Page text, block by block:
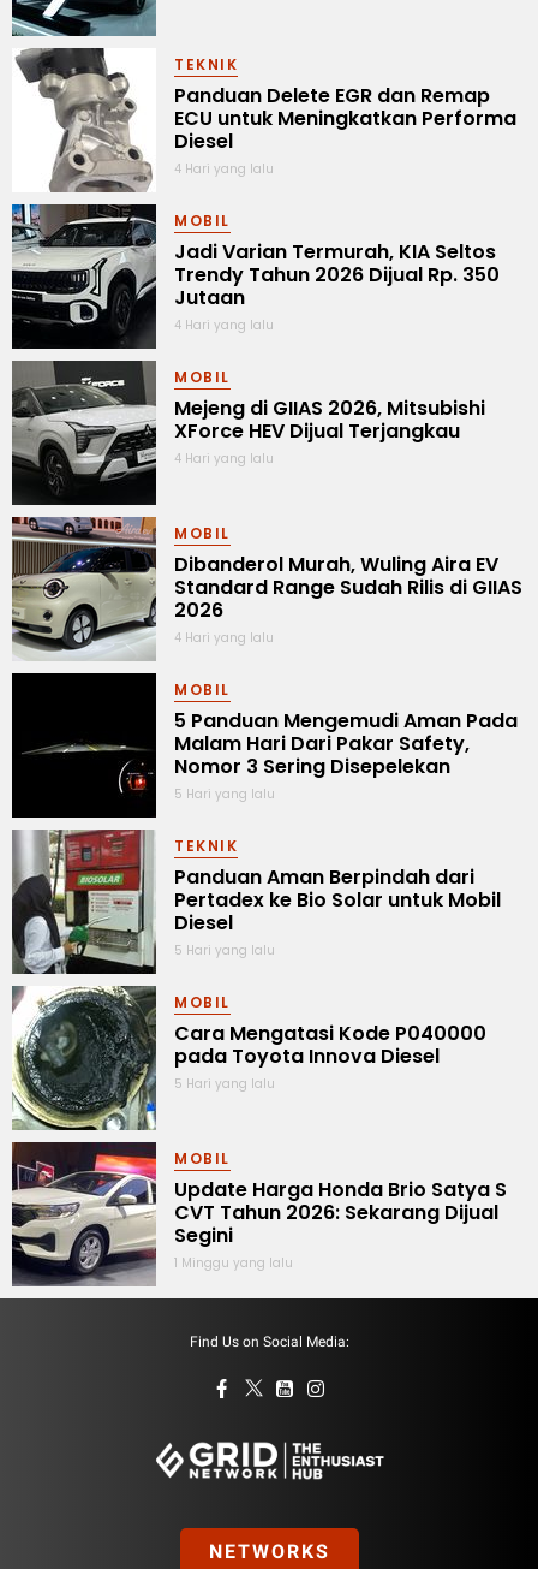
TEKNIK
Panduan Delete EGR dan Remap
ECU untuk Meningkatkan Performa
Diesel
4 Hari yang lalu
MOBIL
Jadi Varian Termurah, KIA Seltos
Trendy Tahun 2026 Dijual Rp. 350
Jutaan
4 Hari yang lalu
MOBIL
Mejeng di GIIAS 2026, Mitsubishi
XForce HEV Dijual Terjangkau
4 Hari yang lalu
MOBIL
Dibanderol Murah, Wuling Aira EV
Standard Range Sudah Rilis di GIIAS
2026
4 Hari yang lalu
MOBIL
5 Panduan Mengemudi Aman Pada
Malam Hari Dari Pakar Safety,
Nomor 3 Sering Disepelekan
5 Hari yang lalu
TEKNIK
Panduan Aman Berpindah dari
Pertadex ke Bio Solar untuk Mobil
Diesel
5 Hari yang lalu
MOBIL
Cara Mengatasi Kode P040000
pada Toyota Innova Diesel
5 Hari yang lalu
MOBIL
Update Harga Honda Brio Satya S
CVT Tahun 2026: Sekarang Dijual
Segini
1 Minggu yang lalu
Find Us on Social Media:
NETWORKS